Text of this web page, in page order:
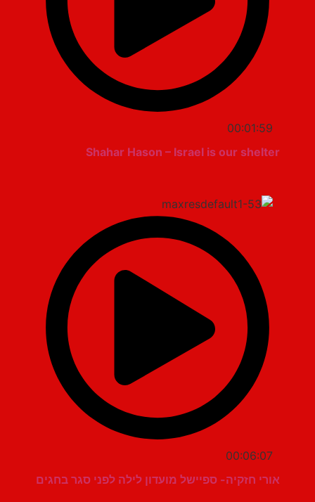
00:01:59
Shahar Hason – Israel is our shelter
00:06:07
אורי חזקיה- ספיישל מועדון לילה לפני סגר בחגים